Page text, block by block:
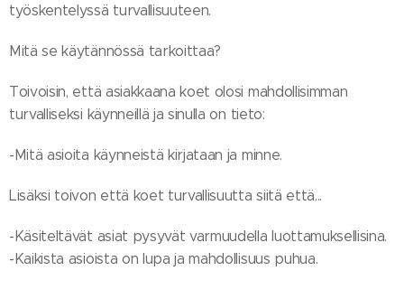
työskentelyssä turvallisuuteen.
Mitä se käytännössä tarkoittaa?
Toivoisin, että asiakkaana koet olosi mahdollisimman
turvalliseksi käynneillä ja sinulla on tieto:
-Mitä asioita käynneistä kirjataan ja minne.
Lisäksi toivon että koet turvallisuutta siitä että...
-Käsiteltävät asiat pysyvät varmuudella luottamuksellisina.
-Kaikista asioista on lupa ja mahdollisuus puhua.